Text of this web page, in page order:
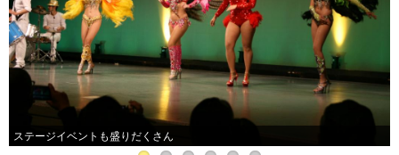
ステージイベントも盛りだくさん